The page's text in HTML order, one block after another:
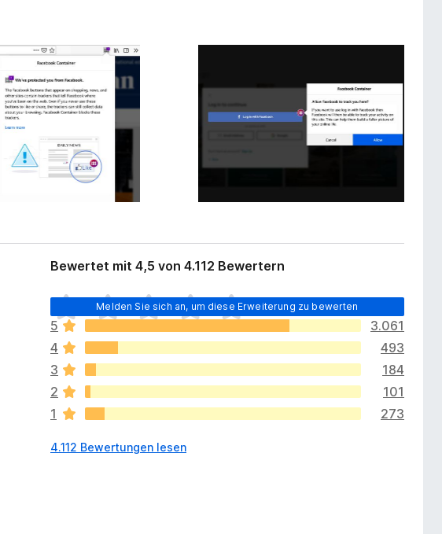
Bewertet mit 4,5 von 4.112 Bewertern
Melden Sie sich an, um diese Erweiterung zu bewerten
E
s
l
i
e
g
e
n
o
5
3.061
4
493
3
184
2
101
1
273
4.112 Bewertungen lesen